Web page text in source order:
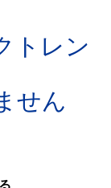
トレン
せん